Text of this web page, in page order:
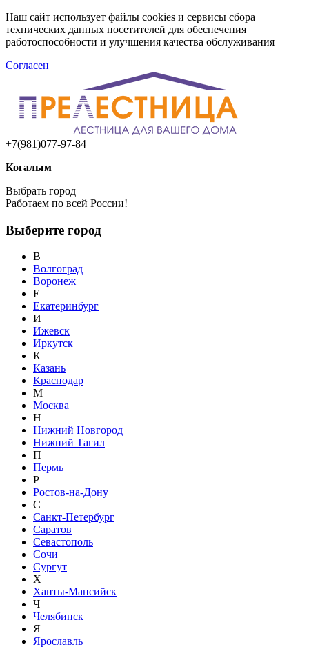
Наш сайт использует файлы cookies и сервисы сбора
технических данных посетителей для обеспечения
работоспособности и улучшения качества обслуживания
Согласен
+7(981)077-97-84
Когалым
Выбрать город
Работаем по всей России!
Выберите город
В
Волгоград
Воронеж
Е
Екатеринбург
И
Ижевск
Иркутск
К
Казань
Краснодар
М
Москва
Н
Нижний Новгород
Нижний Тагил
П
Пермь
Р
Ростов-на-Дону
С
Санкт-Петербург
Саратов
Севастополь
Сочи
Сургут
Х
Ханты-Мансийск
Ч
Челябинск
Я
Ярославль